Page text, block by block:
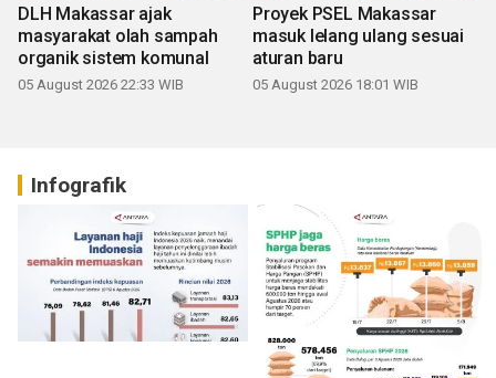
DLH Makassar ajak
masyarakat olah sampah
organik sistem komunal
05 August 2026 22:33 WIB
Proyek PSEL Makassar
masuk lelang ulang sesuai
aturan baru
05 August 2026 18:01 WIB
Infografik